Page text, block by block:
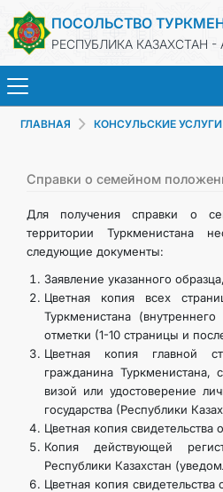
ПОСОЛЬСТВО
РЕСПУБЛИКА КАЗАХСТАН -
ГЛАВНАЯ
КОНСУЛЬСКИЕ
МИД
КОНТАКТНЫЕ
ГЛАВНАЯ КОНСУЛЬСКИЕ УСЛУГИ
Cправки о семейном
Для получения справки о
территории Туркменистана
следующие документы:
Заявление указанного образца,
Цветная копия всех
Туркменистана
отметки (1-10 страницы и
Цветная копия главной
гражданина Туркменистана,
визой или удостоверение
государства (Республики
Цветная копия свидетельства
Копия действующей
Республики Казахстан
Цветная копия